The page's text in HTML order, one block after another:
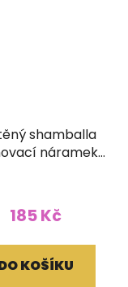
shamballa
náramek
185 Kč
KOŠÍKU